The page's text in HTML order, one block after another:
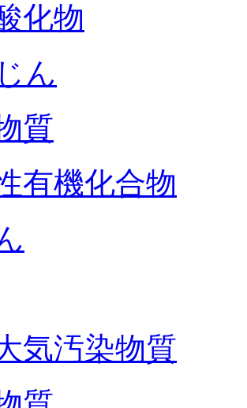
化物
ん
質
有機化合物
気汚染物質